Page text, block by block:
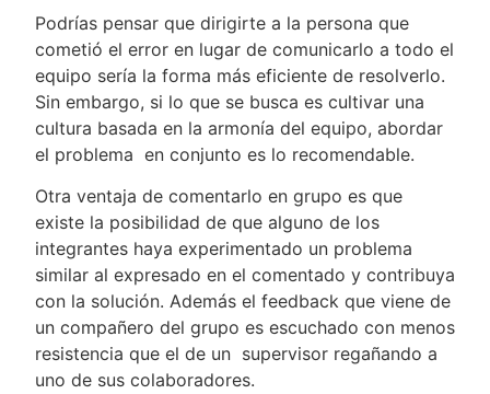
Podrías pensar que dirigirte a la persona que
cometió el error en lugar de comunicarlo a todo el
equipo sería la forma más eficiente de resolverlo.
Sin embargo, si lo que se busca es cultivar una
cultura basada en la armonía del equipo, abordar
el problema en conjunto es lo recomendable.
Otra ventaja de comentarlo en grupo es que
existe la posibilidad de que alguno de los
integrantes haya experimentado un problema
similar al expresado en el comentado y contribuya
con la solución. Además el feedback que viene de
un compañero del grupo es escuchado con menos
resistencia que el de un supervisor regañando a
uno de sus colaboradores.